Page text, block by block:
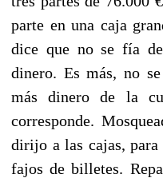
parte en una caja
dice que no se fía
dinero. Es más, no
más dinero de la
corresponde.
dirijo a las cajas,
fajos de billetes.